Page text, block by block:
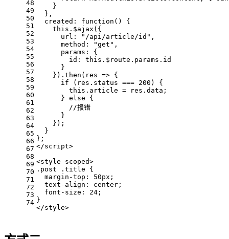
48
49
50
51
52
53
54
55
56
57
58
59
60
61
62
63
64
65
66
67
68
69
70
71
72
73
74
    }
  },
  created: function() {
    this.$ajax({
      url: "/api/article/id",
      method: "get",
      params: {
        id: this.$route.params.id
      }
    }).then(res => {
      if (res.status === 200) {
        this.article = res.data;
      } else {
        //报错
      }
    });
  }
};
</script>
<style scoped>
.post .title {
  margin-top: 50px;
  text-align: center;
  font-size: 24;
}
</style>